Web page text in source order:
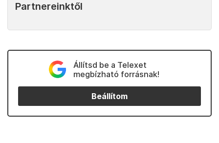
Partnereinktől
Állítsd be a Telexet
megbízható forrásnak!
Beállítom